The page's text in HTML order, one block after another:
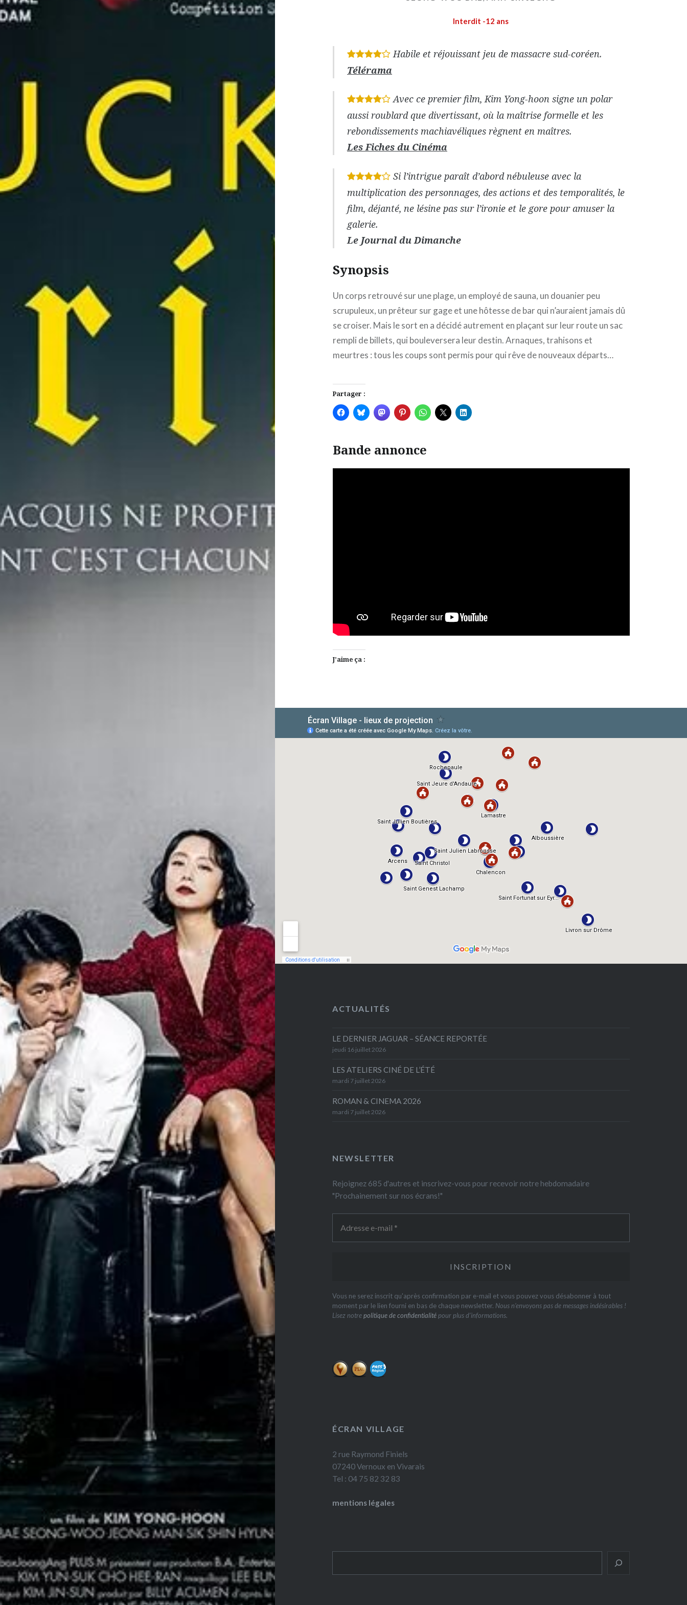
Interdit -12 ans
* * * *
Habile et réjouissant jeu de massacre sud-coréen.
Télérama
* * * *
Avec ce premier film, Kim Yong-hoon signe un polar
aussi roublard que divertissant, où la maîtrise formelle et les
rebondissements machiavéliques règnent en maîtres.
Les Fiches du Cinéma
* * * *
Si l’intrigue paraît d’abord nébuleuse avec la
multiplication des personnages, des actions et des temporalités, le
film, déjanté, ne lésine pas sur l’ironie et le gore pour amuser la
galerie.
Le Journal du Dimanche
Synopsis
Un corps retrouvé sur une plage, un employé de sauna, un douanier peu
scrupuleux, un prêteur sur gage et une hôtesse de bar qui n’auraient jamais dû
se croiser. Mais le sort en a décidé autrement en plaçant sur leur route un sac
rempli de billets, qui bouleversera leur destin. Arnaques, trahisons et
meurtres : tous les coups sont permis pour qui rêve de nouveaux départs…
Partager :
Bande annonce
J’aime ça :
AlloCiné
ACTUALITÉS
LE DERNIER JAGUAR – SÉANCE REPORTÉE
jeudi 16 juillet 2026
LES ATELIERS CINÉ DE L’ÉTÉ
mardi 7 juillet 2026
ROMAN & CINEMA 2026
mardi 7 juillet 2026
NEWSLETTER
Rejoignez 685 d'autres et inscrivez-vous pour recevoir notre hebdomadaire
"Prochainement sur nos écrans!"
Vous ne serez inscrit qu'après confirmation par e-mail et vous pouvez vous désabonner à tout
moment par le lien fourni en bas de chaque newsletter. Nous n’envoyons pas de messages indésirables !
Lisez notrepolitique de confidentialitépour plus d’informations.
ÉCRAN VILLAGE
2 rue Raymond Finiels
07240 Vernoux en Vivarais
Tel : 04 75 82 32 83
mentions légales